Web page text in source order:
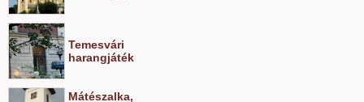
Temesvári
harangjáték
Mátészalka,